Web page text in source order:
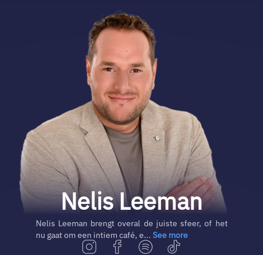
Nelis Leeman
Nelis Leeman brengt overal de juiste sfeer, of het
nu gaat om een intiem café, e... See more